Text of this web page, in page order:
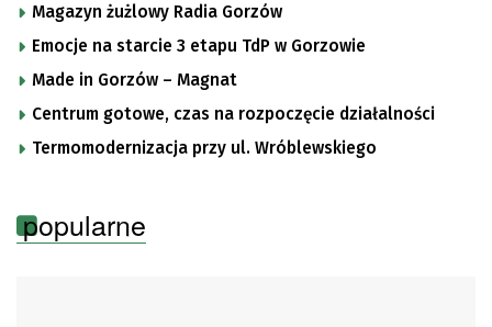
Magazyn żużlowy Radia Gorzów
Emocje na starcie 3 etapu TdP w Gorzowie
Made in Gorzów – Magnat
Centrum gotowe, czas na rozpoczęcie działalności
Termomodernizacja przy ul. Wróblewskiego
popularne